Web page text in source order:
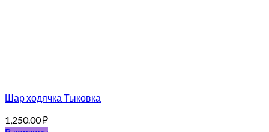
Шар ходячка Тыковка
1,250.00₽